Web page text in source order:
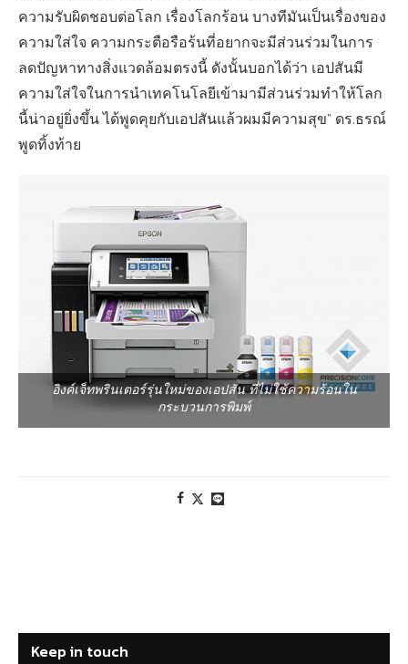
ความรับผิดชอบต่อโลก เรื่องโลกร้อน บางทีมันเป็นเรื่องของ
ความใส่ใจ ความกระตือรือร้นที่อยากจะมีส่วนร่วมในการ
ลดปัญหาทางสิ่งแวดล้อมตรงนี้ ดังนั้นบอกได้ว่า เอปสันมี
ความใส่ใจในการนำเทคโนโลยีเข้ามามีส่วนร่วมทำให้โลก
นี้น่าอยู่ยิ่งขึ้น ได้พูดคุยกับเอปสันแล้วผมมีความสุข” ดร.ธรณ์
พูดทิ้งท้าย
อิงค์เจ็ทพรินเตอร์รุ่นใหม่ของเอปสัน ที่ไม่ใช้ความร้อนใน
กระบวนการพิมพ์
Keep in touch